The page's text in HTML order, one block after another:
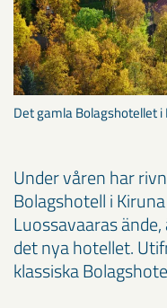
Det gamla Bolagshotellet
Under våren har
Bolagshotell i
Luossavaaras
det nya hotellet.
klassiska